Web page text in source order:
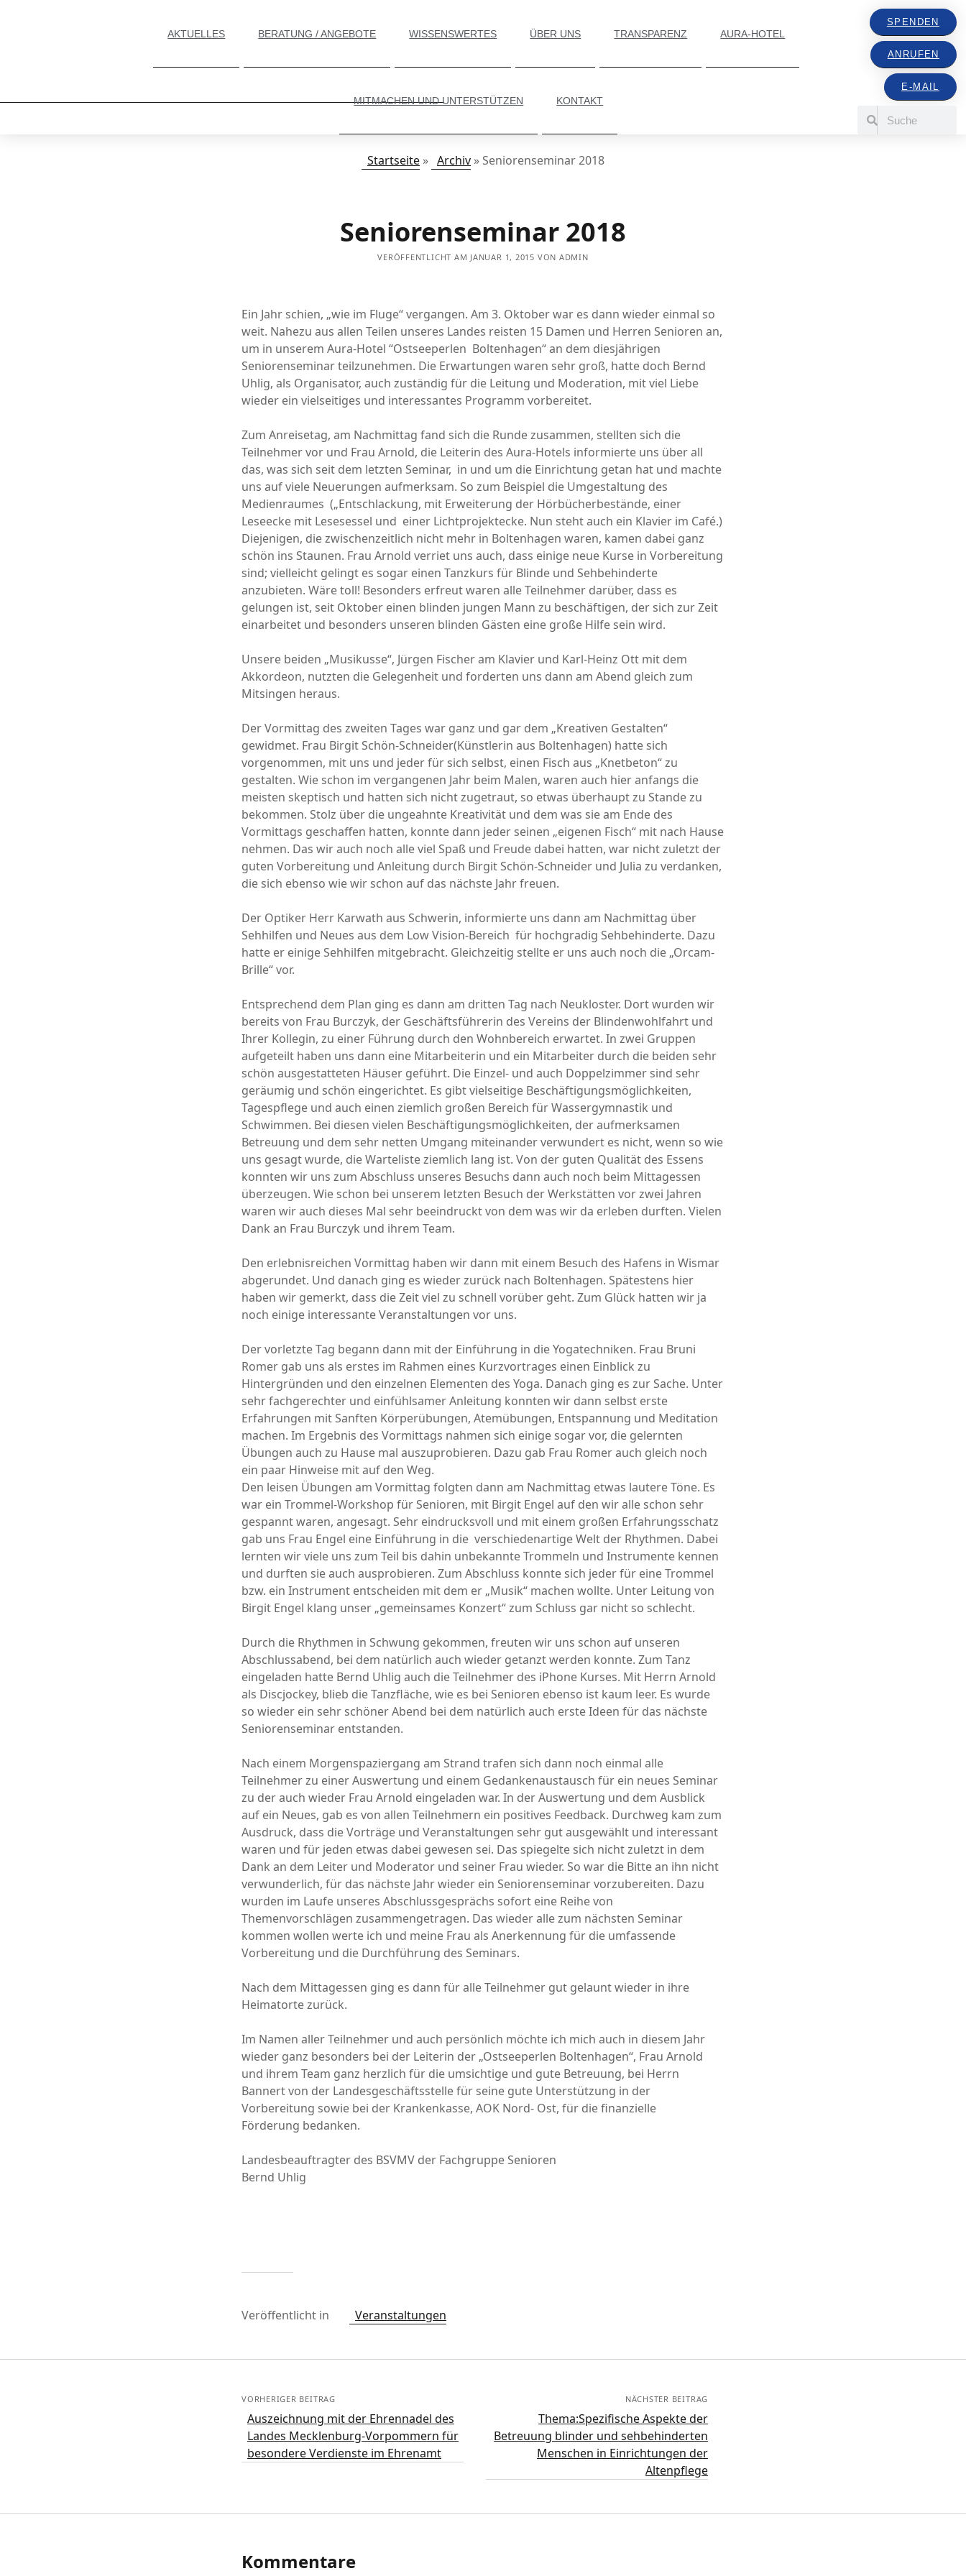
AKTUELLES BERATUNG / ANGEBOTE WISSENSWERTES ÜBER UNS TRANSPARENZ AURA-HOTEL
MITMACHEN UND UNTERSTÜTZEN KONTAKT
SPENDEN
ANRUFEN
E-MAIL
Startseite » Archiv »Seniorenseminar 2018
Seniorenseminar 2018
VERÖFFENTLICHT AM JANUAR 1, 2015 VON ADMIN
Ein Jahr schien, „wie im Fluge“ vergangen. Am 3. Oktober war es dann wieder einmal so
weit. Nahezu aus allen Teilen unseres Landes reisten 15 Damen und Herren Senioren an,
um in unserem Aura-Hotel “Ostseeperlen Boltenhagen“ an dem diesjährigen
Seniorenseminar teilzunehmen. Die Erwartungen waren sehr groß, hatte doch Bernd
Uhlig, als Organisator, auch zuständig für die Leitung und Moderation, mit viel Liebe
wieder ein vielseitiges und interessantes Programm vorbereitet.
Zum Anreisetag, am Nachmittag fand sich die Runde zusammen, stellten sich die
Teilnehmer vor und Frau Arnold, die Leiterin des Aura-Hotels informierte uns über all
das, was sich seit dem letzten Seminar, in und um die Einrichtung getan hat und machte
uns auf viele Neuerungen aufmerksam. So zum Beispiel die Umgestaltung des
Medienraumes („Entschlackung, mit Erweiterung der Hörbücherbestände, einer
Leseecke mit Lesesessel und einer Lichtprojektecke. Nun steht auch ein Klavier im Café.)
Diejenigen, die zwischenzeitlich nicht mehr in Boltenhagen waren, kamen dabei ganz
schön ins Staunen. Frau Arnold verriet uns auch, dass einige neue Kurse in Vorbereitung
sind; vielleicht gelingt es sogar einen Tanzkurs für Blinde und Sehbehinderte
anzubieten. Wäre toll! Besonders erfreut waren alle Teilnehmer darüber, dass es
gelungen ist, seit Oktober einen blinden jungen Mann zu beschäftigen, der sich zur Zeit
einarbeitet und besonders unseren blinden Gästen eine große Hilfe sein wird.
Unsere beiden „Musikusse“, Jürgen Fischer am Klavier und Karl-Heinz Ott mit dem
Akkordeon, nutzten die Gelegenheit und forderten uns dann am Abend gleich zum
Mitsingen heraus.
Der Vormittag des zweiten Tages war ganz und gar dem „Kreativen Gestalten“
gewidmet. Frau Birgit Schön-Schneider(Künstlerin aus Boltenhagen) hatte sich
vorgenommen, mit uns und jeder für sich selbst, einen Fisch aus „Knetbeton“ zu
gestalten. Wie schon im vergangenen Jahr beim Malen, waren auch hier anfangs die
meisten skeptisch und hatten sich nicht zugetraut, so etwas überhaupt zu Stande zu
bekommen. Stolz über die ungeahnte Kreativität und dem was sie am Ende des
Vormittags geschaffen hatten, konnte dann jeder seinen „eigenen Fisch“ mit nach Hause
nehmen. Das wir auch noch alle viel Spaß und Freude dabei hatten, war nicht zuletzt der
guten Vorbereitung und Anleitung durch Birgit Schön-Schneider und Julia zu verdanken,
die sich ebenso wie wir schon auf das nächste Jahr freuen.
Der Optiker Herr Karwath aus Schwerin, informierte uns dann am Nachmittag über
Sehhilfen und Neues aus dem Low Vision-Bereich für hochgradig Sehbehinderte. Dazu
hatte er einige Sehhilfen mitgebracht. Gleichzeitig stellte er uns auch noch die „Orcam-
Brille“ vor.
Entsprechend dem Plan ging es dann am dritten Tag nach Neukloster. Dort wurden wir
bereits von Frau Burczyk, der Geschäftsführerin des Vereins der Blindenwohlfahrt und
Ihrer Kollegin, zu einer Führung durch den Wohnbereich erwartet. In zwei Gruppen
aufgeteilt haben uns dann eine Mitarbeiterin und ein Mitarbeiter durch die beiden sehr
schön ausgestatteten Häuser geführt. Die Einzel- und auch Doppelzimmer sind sehr
geräumig und schön eingerichtet. Es gibt vielseitige Beschäftigungsmöglichkeiten,
Tagespflege und auch einen ziemlich großen Bereich für Wassergymnastik und
Schwimmen. Bei diesen vielen Beschäftigungsmöglichkeiten, der aufmerksamen
Betreuung und dem sehr netten Umgang miteinander verwundert es nicht, wenn so wie
uns gesagt wurde, die Warteliste ziemlich lang ist. Von der guten Qualität des Essens
konnten wir uns zum Abschluss unseres Besuchs dann auch noch beim Mittagessen
überzeugen. Wie schon bei unserem letzten Besuch der Werkstätten vor zwei Jahren
waren wir auch dieses Mal sehr beeindruckt von dem was wir da erleben durften. Vielen
Dank an Frau Burczyk und ihrem Team.
Den erlebnisreichen Vormittag haben wir dann mit einem Besuch des Hafens in Wismar
abgerundet. Und danach ging es wieder zurück nach Boltenhagen. Spätestens hier
haben wir gemerkt, dass die Zeit viel zu schnell vorüber geht. Zum Glück hatten wir ja
noch einige interessante Veranstaltungen vor uns.
Der vorletzte Tag begann dann mit der Einführung in die Yogatechniken. Frau Bruni
Romer gab uns als erstes im Rahmen eines Kurzvortrages einen Einblick zu
Hintergründen und den einzelnen Elementen des Yoga. Danach ging es zur Sache. Unter
sehr fachgerechter und einfühlsamer Anleitung konnten wir dann selbst erste
Erfahrungen mit Sanften Körperübungen, Atemübungen, Entspannung und Meditation
machen. Im Ergebnis des Vormittags nahmen sich einige sogar vor, die gelernten
Übungen auch zu Hause mal auszuprobieren. Dazu gab Frau Romer auch gleich noch
ein paar Hinweise mit auf den Weg.
Den leisen Übungen am Vormittag folgten dann am Nachmittag etwas lautere Töne. Es
war ein Trommel-Workshop für Senioren, mit Birgit Engel auf den wir alle schon sehr
gespannt waren, angesagt. Sehr eindrucksvoll und mit einem großen Erfahrungsschatz
gab uns Frau Engel eine Einführung in die verschiedenartige Welt der Rhythmen. Dabei
lernten wir viele uns zum Teil bis dahin unbekannte Trommeln und Instrumente kennen
und durften sie auch ausprobieren. Zum Abschluss konnte sich jeder für eine Trommel
bzw. ein Instrument entscheiden mit dem er „Musik“ machen wollte. Unter Leitung von
Birgit Engel klang unser „gemeinsames Konzert“ zum Schluss gar nicht so schlecht.
Durch die Rhythmen in Schwung gekommen, freuten wir uns schon auf unseren
Abschlussabend, bei dem natürlich auch wieder getanzt werden konnte. Zum Tanz
eingeladen hatte Bernd Uhlig auch die Teilnehmer des iPhone Kurses. Mit Herrn Arnold
als Discjockey, blieb die Tanzfläche, wie es bei Senioren ebenso ist kaum leer. Es wurde
so wieder ein sehr schöner Abend bei dem natürlich auch erste Ideen für das nächste
Seniorenseminar entstanden.
Nach einem Morgenspaziergang am Strand trafen sich dann noch einmal alle
Teilnehmer zu einer Auswertung und einem Gedankenaustausch für ein neues Seminar
zu der auch wieder Frau Arnold eingeladen war. In der Auswertung und dem Ausblick
auf ein Neues, gab es von allen Teilnehmern ein positives Feedback. Durchweg kam zum
Ausdruck, dass die Vorträge und Veranstaltungen sehr gut ausgewählt und interessant
waren und für jeden etwas dabei gewesen sei. Das spiegelte sich nicht zuletzt in dem
Dank an dem Leiter und Moderator und seiner Frau wieder. So war die Bitte an ihn nicht
verwunderlich, für das nächste Jahr wieder ein Seniorenseminar vorzubereiten. Dazu
wurden im Laufe unseres Abschlussgesprächs sofort eine Reihe von
Themenvorschlägen zusammengetragen. Das wieder alle zum nächsten Seminar
kommen wollen werte ich und meine Frau als Anerkennung für die umfassende
Vorbereitung und die Durchführung des Seminars.
Nach dem Mittagessen ging es dann für alle Teilnehmer gut gelaunt wieder in ihre
Heimatorte zurück.
Im Namen aller Teilnehmer und auch persönlich möchte ich mich auch in diesem Jahr
wieder ganz besonders bei der Leiterin der „Ostseeperlen Boltenhagen“, Frau Arnold
und ihrem Team ganz herzlich für die umsichtige und gute Betreuung, bei Herrn
Bannert von der Landesgeschäftsstelle für seine gute Unterstützung in der
Vorbereitung sowie bei der Krankenkasse, AOK Nord- Ost, für die finanzielle
Förderung bedanken.
Landesbeauftragter des BSVMV der Fachgruppe Senioren
Bernd Uhlig
Veröffentlicht in Veranstaltungen
VORHERIGER BEITRAG
Auszeichnung mit der Ehrennadel des
Landes Mecklenburg-Vorpommern für
besondere Verdienste im Ehrenamt
NÄCHSTER BEITRAG
Thema:Spezifische Aspekte der
Betreuung blinder und sehbehinderten
Menschen in Einrichtungen der
Altenpflege
Kommentare